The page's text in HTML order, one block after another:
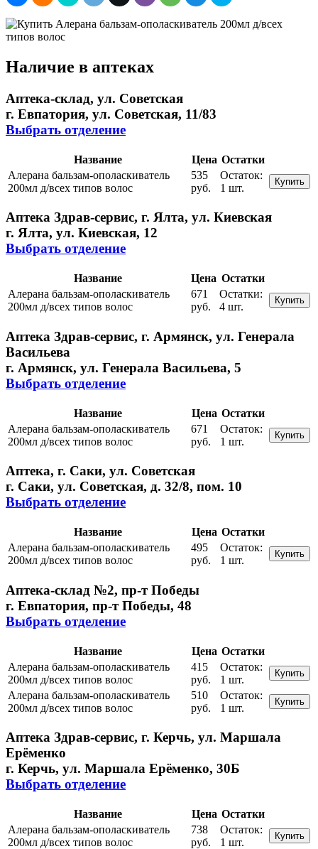
Наличие в аптеках
Аптека-склад, ул. Советская
г. Евпатория, ул. Советская, 11/83
Выбрать отделение
Название Цена Остатки
Алерана бальзам-ополаскиватель
200мл д/всех типов волос
535
руб.
Остаток:
1 шт.
Купить
Аптека Здрав-сервис, г. Ялта, ул. Киевская
г. Ялта, ул. Киевская, 12
Выбрать отделение
Название Цена Остатки
Алерана бальзам-ополаскиватель
200мл д/всех типов волос
671
руб.
Остатки:
4 шт.
Купить
Аптека Здрав-сервис, г. Армянск, ул. Генерала
Васильева
г. Армянск, ул. Генерала Васильева, 5
Выбрать отделение
Название Цена Остатки
Алерана бальзам-ополаскиватель
200мл д/всех типов волос
671
руб.
Остаток:
1 шт.
Купить
Аптека, г. Саки, ул. Советская
г. Саки, ул. Советская, д. 32/8, пом. 10
Выбрать отделение
Название Цена Остатки
Алерана бальзам-ополаскиватель
200мл д/всех типов волос
495
руб.
Остаток:
1 шт.
Купить
Аптека-склад №2, пр-т Победы
г. Евпатория, пр-т Победы, 48
Выбрать отделение
Название Цена Остатки
Алерана бальзам-ополаскиватель
200мл д/всех типов волос
415
руб.
Остаток:
1 шт.
Купить
Алерана бальзам-ополаскиватель
200мл д/всех типов волос
510
руб.
Остаток:
1 шт.
Купить
Аптека Здрав-сервис, г. Керчь, ул. Маршала
Ерёменко
г. Керчь, ул. Маршала Ерёменко, 30Б
Выбрать отделение
Название Цена Остатки
Алерана бальзам-ополаскиватель
200мл д/всех типов волос
738
руб.
Остаток:
1 шт.
Купить